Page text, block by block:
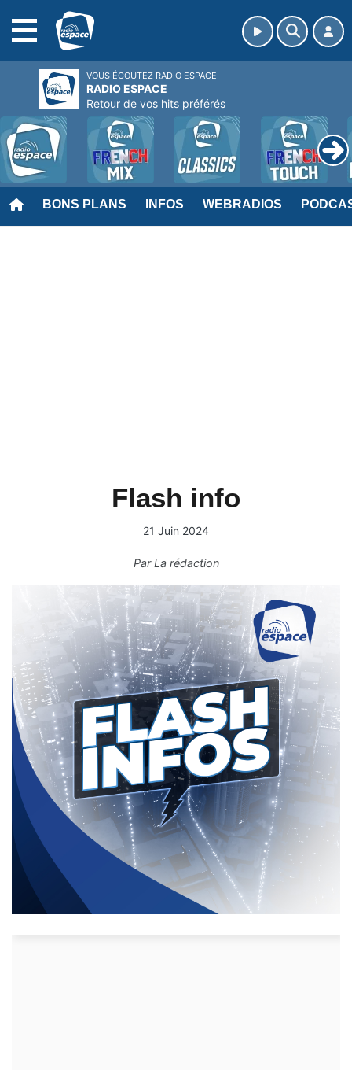
BONS PLANS INFOS WEBRADIOS
Flash info
21 Juin 2024
ParLa rédaction
VOUS ÉCOUTEZ RADIO ESPACE
RADIO ESPACE
Retour de vos hits préférés